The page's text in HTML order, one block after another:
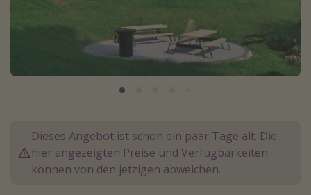
Bodensee Urlaub
Normandie Urlaub
Goa Urlaub
Krabi Urlaub
Tulum Urlaub
Dieses Angebot ist schon ein paar Tage alt. Die
hier angezeigten Preise und Verfügbarkeiten
können von den jetzigen abweichen.